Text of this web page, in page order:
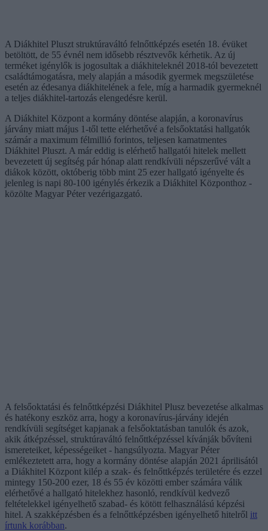
A Diákhitel Pluszt struktúraváltó felnőttképzés esetén 18. évüket
betöltött, de 55 évnél nem idősebb résztvevők kérhetik. Az új
terméket igénylők is jogosultak a diákhiteleknél 2018-tól bevezetett
családtámogatásra, mely alapján a második gyermek megszületése
esetén az édesanya diákhitelének a fele, míg a harmadik gyermeknél
a teljes diákhitel-tartozás elengedésre kerül.
A Diákhitel Központ a kormány döntése alapján, a koronavírus
járvány miatt május 1-től tette elérhetővé a felsőoktatási hallgatók
számár a maximum félmillió forintos, teljesen kamatmentes
Diákhitel Pluszt. A már eddig is elérhető hallgatói hitelek mellett
bevezetett új segítség pár hónap alatt rendkívüli népszerűvé vált a
diákok között, októberig több mint 25 ezer hallgató igényelte és
jelenleg is napi 80-100 igénylés érkezik a Diákhitel Központhoz -
közölte Magyar Péter vezérigazgató.
A felsőoktatási és felnőttképzési Diákhitel Plusz bevezetése alkalmas
és hatékony eszköz arra, hogy a koronavírus-járvány idején
rendkívüli segítséget kapjanak a felsőoktatásban tanulók és azok,
akik átképzéssel, struktúraváltó felnőttképzéssel kívánják bővíteni
ismereteiket, képességeiket - hangsúlyozta. Magyar Péter
emlékeztetett arra, hogy a kormány döntése alapján 2021 áprilisától
a Diákhitel Központ kilép a szak- és felnőttképzés területére és ezzel
mintegy 150-200 ezer, 18 és 55 év közötti ember számára válik
elérhetővé a hallgató hitelekhez hasonló, rendkívül kedvező
feltételekkel igényelhető szabad- és kötött felhasználású képzési
hitel. A szakképzésben és a felnőttképzésben igényelhető hitelről itt
írtunk korábban.